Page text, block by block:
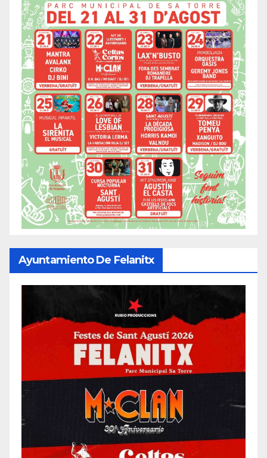
Ayuntamiento De Felanitx